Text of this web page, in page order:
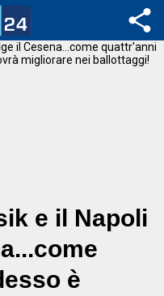
e il Napoli
è